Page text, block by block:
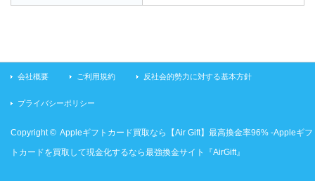
会社概要 ご利用規約 反社会的勢力に対する基本方針
プライバシーポリシー
Copyright © Appleギフトカード買取なら【Air Gift】最高換金率96% -Appleギフ
トカードを買取して現金化するなら最強換金サイト『AirGift』